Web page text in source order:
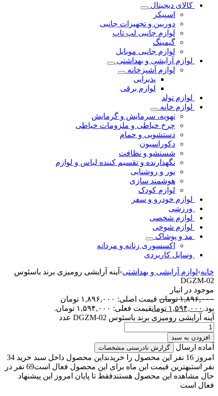
کالای دیجیتال
اسپیکر
دوربین و تجهیزات جانبی
لوازم چانبی لپ تاپ
گیمینگ
لوازم جانبی موبایل
لوازم آرایشی و بهداشتی
لوازم آشپزخانه
پذیرایی
لوازم برقی
لوازم تولد
لوازم خانه
تهویه، سرمایش و گرمایش
چرخ خیاطی و ملزومات خیاطی
دستشویی و حمام
دکوراسیون
شستشو و نظافت
نگهدارنده و تقسیم کننده لباس و لوازم
نور و روشنایی
هوشمند سازی
لوازم کودک
لوازم خودرو و سفر
ورزشی
لوازم شخصی
لوازم شوخی
مد و پوشاک
اکسسوری زنانه و مردانه
وسایل کاربردی
خانه›لوازم آرایشی و بهداشتی› آینه آرایشی رومیزی برند باسئوس
DGZM-02
موجود در انبار
۱,۸۹۶,۰۰۰ تومان
قیمت اصلی: ۱,۸۹۶,۰۰۰ تومان
بود. ۱,۵۹۴,۰۰۰ تومانقیمت فعلی: ۱,۵۹۴,۰۰۰ تومان.
آینه آرایشی رومیزی برند باسئوس DGZM-02 عدد
افزودن به سبد
آماده ارسال گزارش نادرستی مشخصات
امروز 16 نفر این محصول را خریدند
این محصول داخل سبد خرید 34
نفر استبهترین قیمت این ماه برای این محصول فعال است
69 نفر در
حال مشاهده این محصول هستندفقط تا پایان امروز این پیشنهاد
فعال است